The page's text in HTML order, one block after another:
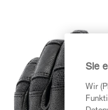
Sie
Wir